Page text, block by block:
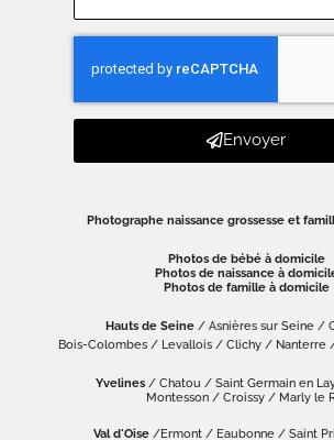
Photographe naissance grossesse et
Photos de bébé à domicile
Photos de naissance à
Photos de famille à domicile
Hauts de Seine/ Asnières sur Seine /
Bois-Colombes / Levallois / Clichy / Nanterre
Yvelines/ Chatou / Saint Germain en
Montesson / Croissy / Marly le
Val d'Oise/Ermont / Eaubonne / Saint
Envoyer